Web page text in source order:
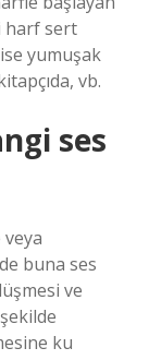
harf sert
yumuşak
vb.
ses
veya
buna ses
ve
ku